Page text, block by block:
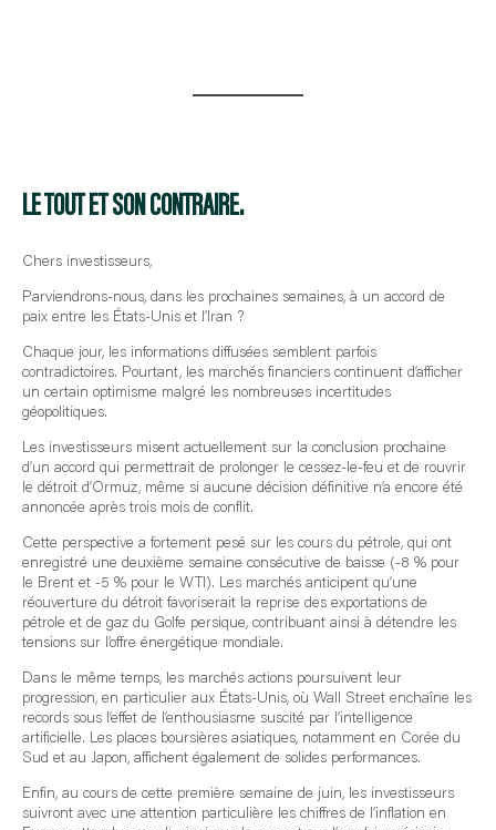
LE TOUT ET SON CONTRAIRE.
Chers investisseurs,
Parviendrons-nous, dans les prochaines semaines, à un accord de
paix entre les États-Unis et l’Iran ?
Chaque jour, les informations diffusées semblent parfois
contradictoires. Pourtant, les marchés financiers continuent d’afficher
un certain optimisme malgré les nombreuses incertitudes
géopolitiques.
Les investisseurs misent actuellement sur la conclusion prochaine
d’un accord qui permettrait de prolonger le cessez-le-feu et de rouvrir
le détroit d’Ormuz, même si aucune décision définitive n’a encore été
annoncée après trois mois de conflit.
Cette perspective a fortement pesé sur les cours du pétrole, qui ont
enregistré une deuxième semaine consécutive de baisse (-8 % pour
le Brent et -5 % pour le WTI). Les marchés anticipent qu’une
réouverture du détroit favoriserait la reprise des exportations de
pétrole et de gaz du Golfe persique, contribuant ainsi à détendre les
tensions sur l’offre énergétique mondiale.
Dans le même temps, les marchés actions poursuivent leur
progression, en particulier aux États-Unis, où Wall Street enchaîne les
records sous l’effet de l’enthousiasme suscité par l’intelligence
artificielle. Les places boursières asiatiques, notamment en Corée du
Sud et au Japon, affichent également de solides performances.
Enfin, au cours de cette première semaine de juin, les investisseurs
suivront avec une attention particulière les chiffres de l’inflation en